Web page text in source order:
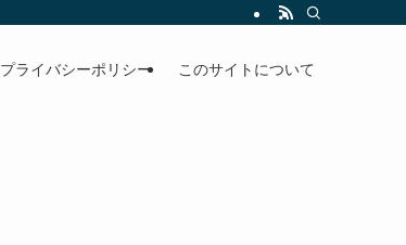
プライバシーポリシー このサイトについて